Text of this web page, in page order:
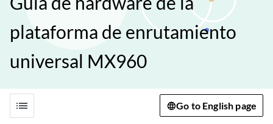
plataforma de enrutamiento
universal MX960
list Go to English page